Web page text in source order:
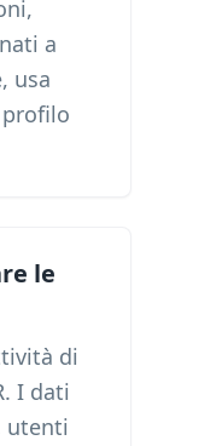
a
usa
le
di
I dati
utenti